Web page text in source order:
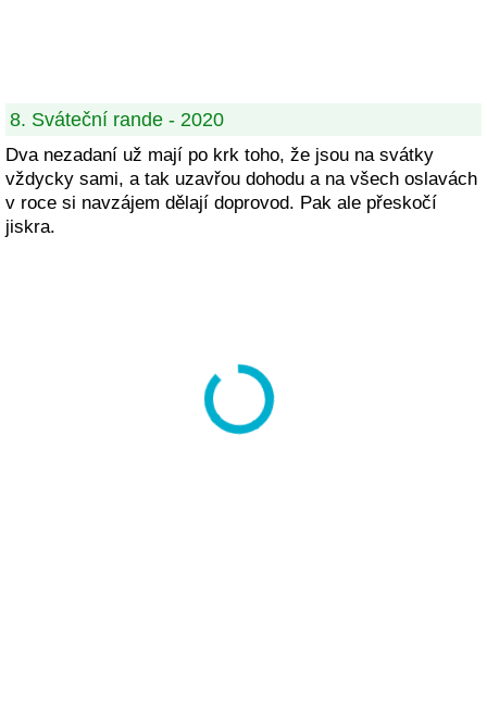
8. Sváteční rande - 2020
Dva nezadaní už mají po krk toho, že jsou na svátky
vždycky sami, a tak uzavřou dohodu a na všech oslavách
v roce si navzájem dělají doprovod. Pak ale přeskočí
jiskra.